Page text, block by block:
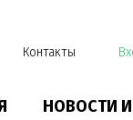
Контакты
НОВОСТИ